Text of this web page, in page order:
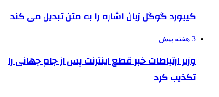
کیبورد گوگل زبان اشاره را به متن تبدیل می کند
3 هفته پیش
وزیر ارتباطات خبر قطع اینترنت پس از جام جهانی را
تکذیب کرد